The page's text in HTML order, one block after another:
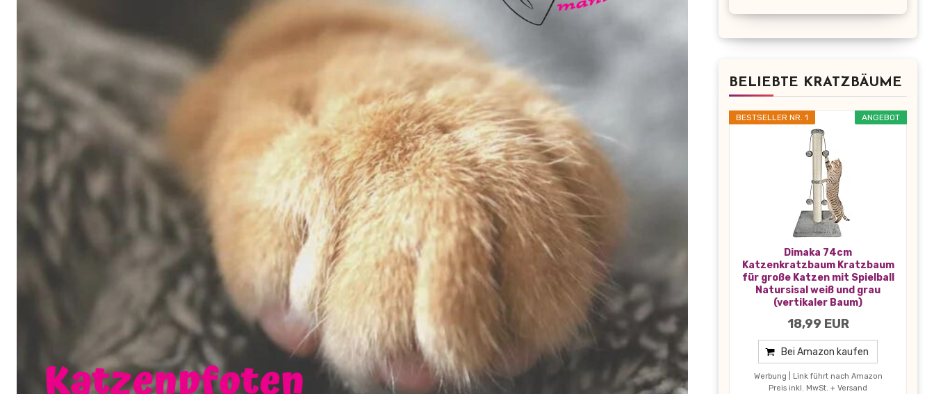
BELIEBTE KRATZBÄUME
ANGEBOT
BESTSELLER NR. 1
Dimaka 74cm
Katzenkratzbaum Kratzbaum
für große Katzen mit Spielball
Natursisal weiß und grau
(vertikaler Baum)
18,99 EUR
Bei Amazon kaufen
Werbung | Link führt nach Amazon
Preis inkl. MwSt. + Versand